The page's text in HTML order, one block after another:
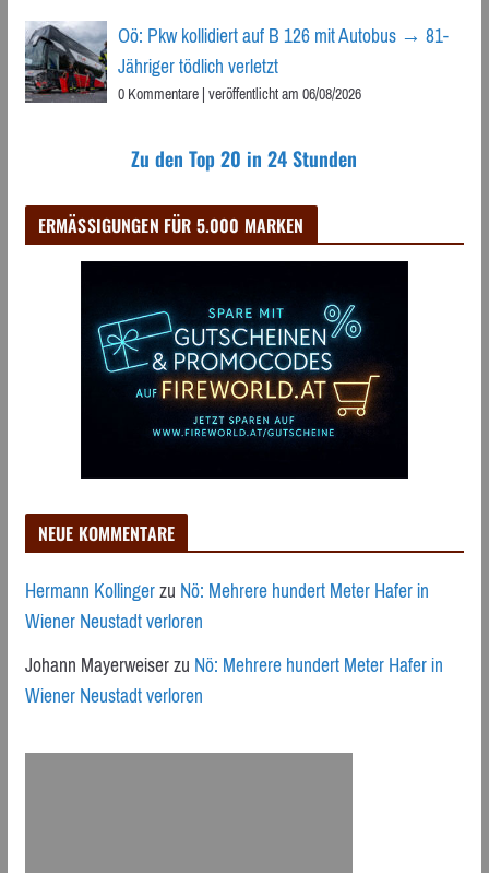
Oö: Pkw kollidiert auf B 126 mit Autobus → 81-
Jähriger tödlich verletzt
0 Kommentare|veröffentlicht am 06/08/2026
Zu den Top 20 in 24 Stunden
ERMÄSSIGUNGEN FÜR 5.000 MARKEN
NEUE KOMMENTARE
Hermann KollingerzuNö: Mehrere hundert Meter Hafer in
Wiener Neustadt verloren
Johann MayerweiserzuNö: Mehrere hundert Meter Hafer in
Wiener Neustadt verloren